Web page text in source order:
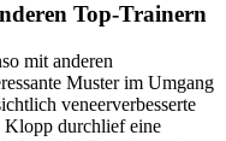
Top-Trainern
mit anderen
Muster im Umgang
veneerverbesserte
Klopp durchlief eine